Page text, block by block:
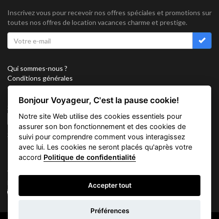
d'informations
Inscrivez vous pour recevoir nos offres spéciales et promotions sur
toutes nos offres de location vacances charme et prestige.
Qui sommes-nous ?
Conditions générales
Confidentialité
Partenariat
Sitemap
Cookies
Suivez nous sur
Vacation Key Corp. 2905 Point East Drive #L-215. Aventura.
FLORIDA 33160.
Bonjour Voyageur, C'est la pause cookie!
Notre site Web utilise des cookies essentiels pour
assurer son bon fonctionnement et des cookies de
suivi pour comprendre comment vous interagissez
avec lui. Les cookies ne seront placés qu'après votre
accord Politique de confidentialité
Accepter tout
Préférences